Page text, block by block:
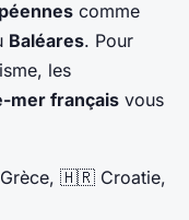
comme
Baléares. Pour
les
mer français vous
🇭🇷 Croatie,